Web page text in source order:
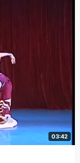
自己真的会如释重
常值得回忆的记忆"，
用心认真对待，不是
03:42